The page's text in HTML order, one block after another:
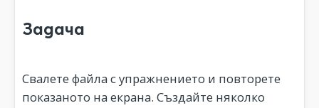
Задача
Свалете файла с упражнението и повторете
показаното на екрана. Създайте няколко